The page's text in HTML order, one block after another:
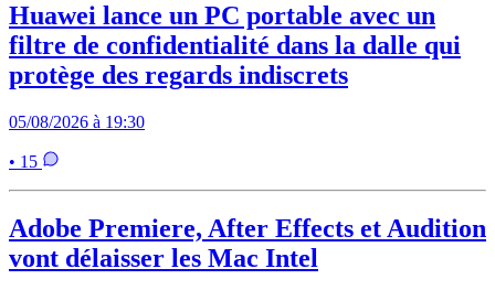
Huawei lance un PC portable avec un
filtre de confidentialité dans la dalle qui
protège des regards indiscrets
05/08/2026 à 19:30
• 15
Adobe Premiere, After Effects et Audition
vont délaisser les Mac Intel